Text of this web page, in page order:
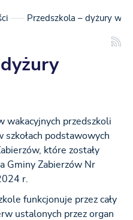
Przedszkola – dyżury
wakacyjnych przedszkoli
szkołach podstawowych
które zostały
Gminy Zabierzów Nr
r.
funkcjonuje przez cały
ustalonych przez organ